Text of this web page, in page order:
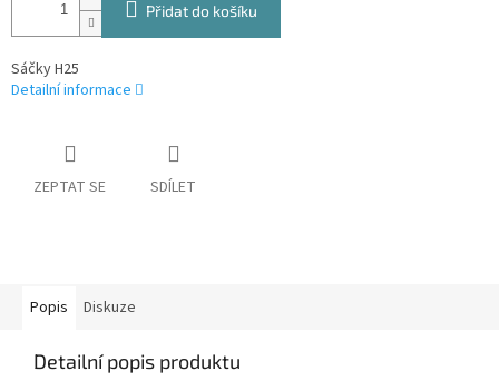
Přidat do košíku
Sáčky H25
Detailní informace
ZEPTAT SE SDÍLET
Popis Diskuze
Detailní popis produktu